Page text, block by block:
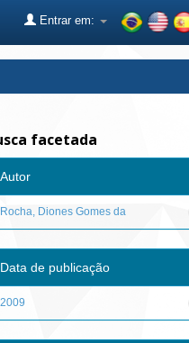
Entrar em:
facetada
Autor
Rocha, Diones Gomes da
Data de publicação
2009